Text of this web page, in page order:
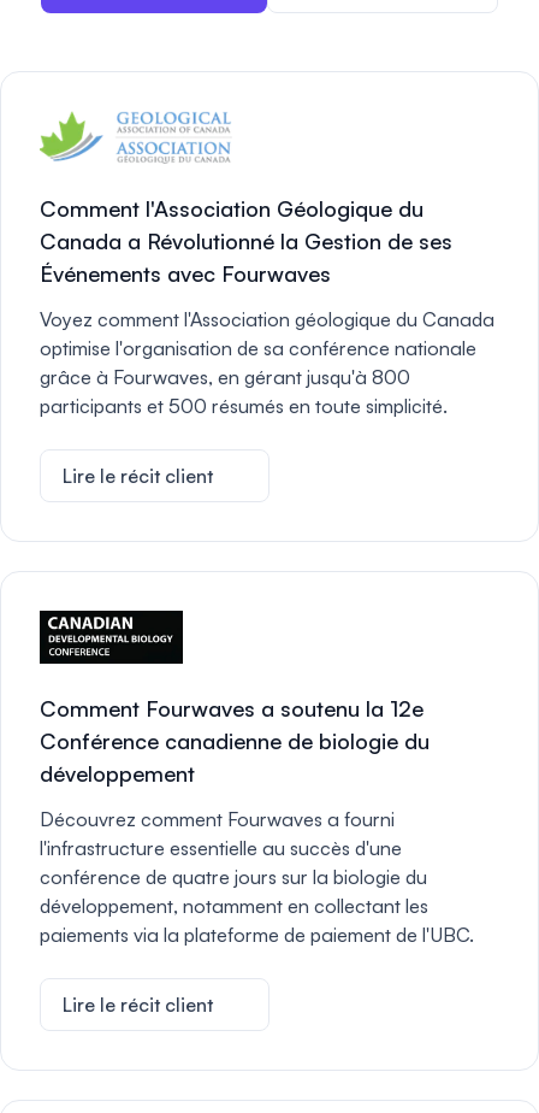
Comment l'Association Géologique du
Canada a Révolutionné la Gestion de ses
Événements avec Fourwaves
Voyez comment l'Association géologique du Canada
optimise l'organisation de sa conférence nationale
grâce à Fourwaves, en gérant jusqu'à 800
participants et 500 résumés en toute simplicité.
Lire le récit client
Comment Fourwaves a soutenu la 12e
Conférence canadienne de biologie du
développement
Découvrez comment Fourwaves a fourni
l'infrastructure essentielle au succès d'une
conférence de quatre jours sur la biologie du
développement, notamment en collectant les
paiements via la plateforme de paiement de l'UBC.
Lire le récit client